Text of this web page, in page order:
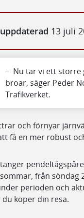
13 juli
– Nu tar vi ett större
broar, säger Peder
Trafikverket.
och förnyar
få en mer robust
från söndag
perioden och
du köper din resa.